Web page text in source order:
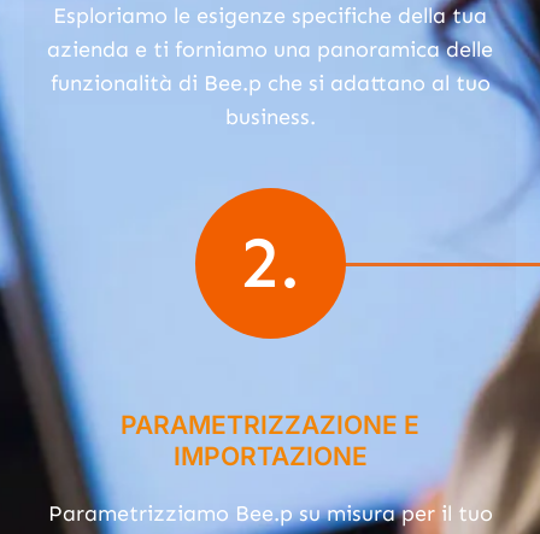
Esploriamo le esigenze specifiche della tua
azienda e ti forniamo una panoramica delle
funzionalità di Bee.p che si adattano al tuo
business.
2.
PARAMETRIZZAZIONE E
IMPORTAZIONE
Parametrizziamo Bee.p su misura per il tuo